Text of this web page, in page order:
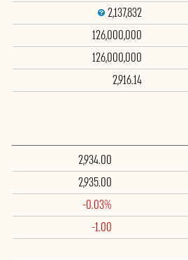
2,137,832
126,000,000
126,000,000
2,916.14
2,934.00
2,935.00
-0.03%
-1.00